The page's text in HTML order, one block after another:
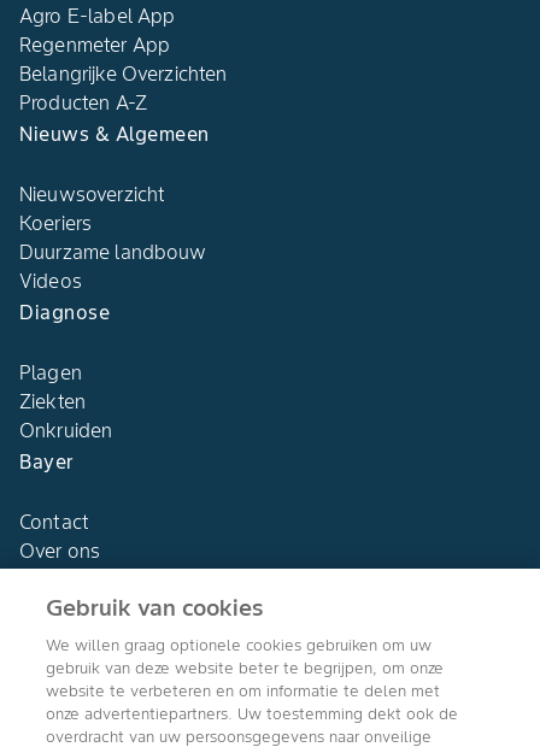
Agro E-label App
Regenmeter App
Belangrijke Overzichten
Producten A-Z
Nieuws & Algemeen
Nieuwsoverzicht
Koeriers
Duurzame landbouw
Videos
Diagnose
Plagen
Ziekten
Onkruiden
Bayer
Contact
Over ons
Agro Bayer
Nederland
Gebruik van cookies
We willen graag optionele cookies gebruiken om uw
gebruik van deze website beter te begrijpen, om onze
website te verbeteren en om informatie te delen met
onze advertentiepartners. Uw toestemming dekt ook de
overdracht van uw persoonsgegevens naar onveilige